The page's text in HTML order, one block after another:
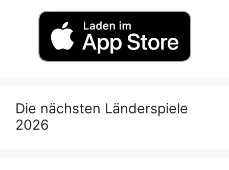
Die nächsten Länderspiele
2026